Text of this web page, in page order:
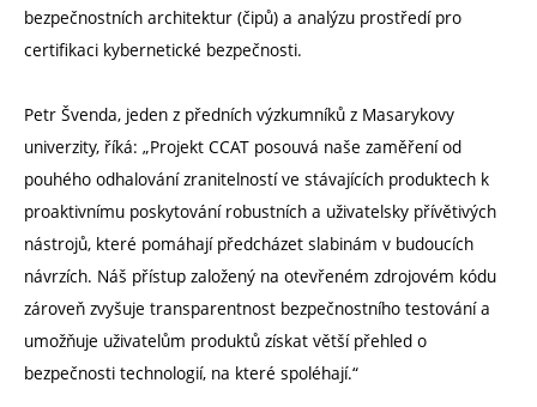
bezpečnostních architektur (čipů) a analýzu prostředí pro
certifikaci kybernetické bezpečnosti.
Petr Švenda, jeden z předních výzkumníků z Masarykovy
univerzity, říká: „Projekt CCAT posouvá naše zaměření od
pouhého odhalování zranitelností ve stávajících produktech k
proaktivnímu poskytování robustních a uživatelsky přívětivých
nástrojů, které pomáhají předcházet slabinám v budoucích
návrzích. Náš přístup založený na otevřeném zdrojovém kódu
zároveň zvyšuje transparentnost bezpečnostního testování a
umožňuje uživatelům produktů získat větší přehled o
bezpečnosti technologií, na které spoléhají.“